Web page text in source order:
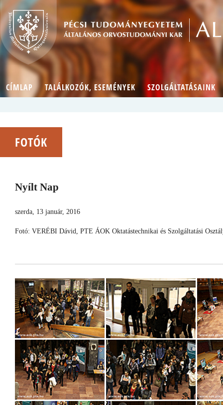
CÍMLAP TALÁLKOZÓK, ESEMÉNYEK SZOLGÁLTATÁSAINK
FOTÓK
Nyílt Nap
szerda, 13 január, 2016
Fotó: VERÉBI Dávid, PTE ÁOK Oktatástechnikai és Szolgáltatási